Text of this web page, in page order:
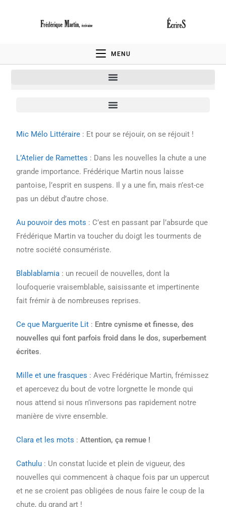
MENU
Mic Mélo Littéraire : Et pour se réjouir, on se réjouit !
L’Atelier de Ramettes : Dans les nouvelles la chute a une
grande importance. Frédérique Martin nous laisse
pantoise, l’esprit en suspens. Il y a une fin, mais n’est-ce
pas un début d’autre chose.
Au pouvoir des mots : C’est en passant par l’absurde que
Frédérique Martin va toucher du doigt les tourments de
notre société consumériste.
Blablablamia : un recueil de nouvelles, dont la
loufoquerie vraisemblable, saisissante et impertinente
fait frémir à de nombreuses reprises.
Ce que Marguerite Lit : Entre cynisme et finesse, des
nouvelles qui font parfois froid dans le dos, superbement
écrites.
Mille et une frasques : Avec Frédérique Martin, frémissez
et apercevez du bout de votre lorgnette le monde qui
nous attend si nous n’inversons pas rapidement notre
manière de vivre ensemble.
Clara et les mots :Attention, ça remue !
Cathulu : Un constat lucide et plein de vigueur, des
nouvelles qui commencent à chaque fois par un uppercut
et ne se croient pas obligées de nous faire le coup de la
chute, du grand art !